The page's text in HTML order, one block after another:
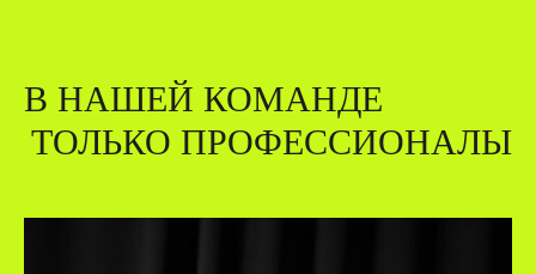
В НАШЕЙ КОМАНДЕ
ТОЛЬКО ПРОФЕССИОНАЛЫ